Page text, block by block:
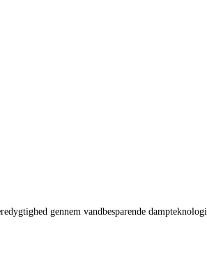
gennem vandbesparende dampteknologi.